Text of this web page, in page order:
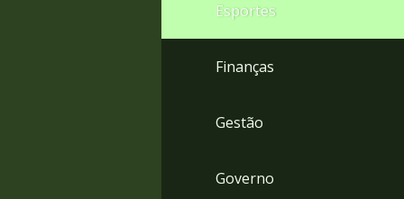
Esportes
Finanças
Gestão
Governo